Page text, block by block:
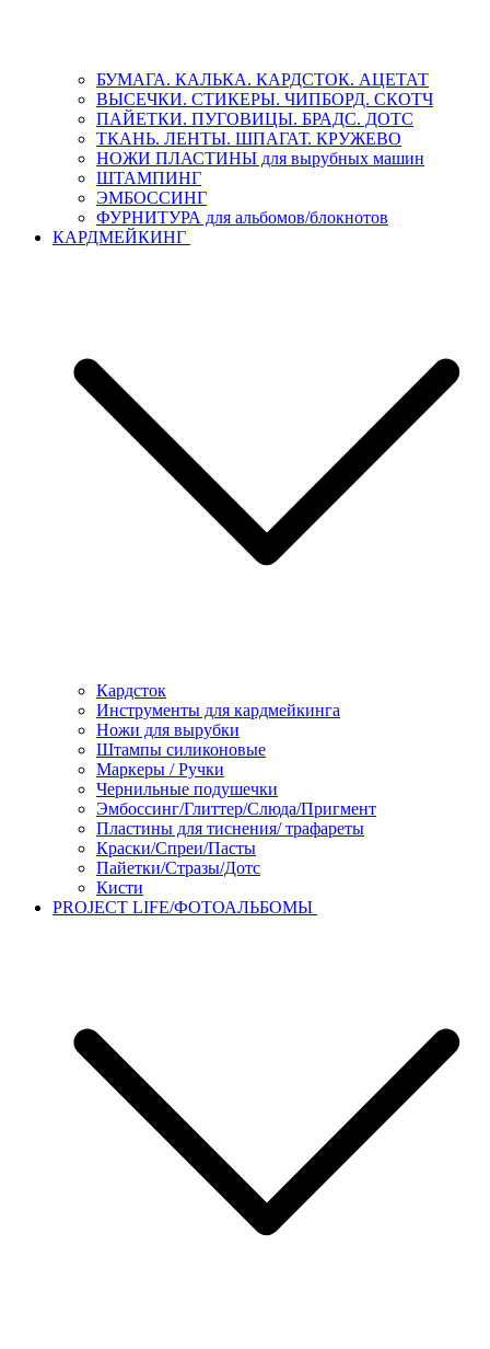
БУМАГА. КАЛЬКА. КАРДСТОК. АЦЕТАТ
ВЫСЕЧКИ. СТИКЕРЫ. ЧИПБОРД. СКОТЧ
ПАЙЕТКИ. ПУГОВИЦЫ. БРАДС. ДОТС
ТКАНЬ. ЛЕНТЫ. ШПАГАТ. КРУЖЕВО
НОЖИ ПЛАСТИНЫ для вырубных машин
ШТАМПИНГ
ЭМБОССИНГ
ФУРНИТУРА для альбомов/блокнотов
КАРДМЕЙКИНГ
Кардсток
Инструменты для кардмейкинга
Ножи для вырубки
Штампы силиконовые
Маркеры / Ручки
Чернильные подушечки
Эмбоссинг/Глиттер/Слюда/Пригмент
Пластины для тиснения/ трафареты
Краски/Спреи/Пасты
Пайетки/Стразы/Дотс
Кисти
PROJECT LIFE/ФОТОАЛЬБОМЫ